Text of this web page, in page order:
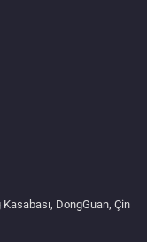
DongGuan, Çin